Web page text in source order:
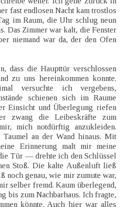
fast endlosen Nacht kam trostlos
im Raum, die Uhr schlug neun
Das Zimmer war kalt, die Fenster
niemand war da, der den Ofen
dass die Haupttür verschlossen
zu uns hereinkommen konnte.
versuchte ich vergebens,
schienen sich im Raume
Einsicht und Überlegung riefen
zwang die Leibeskräfte zum
mich notdürftig anzukleiden.
an der Wand hinaus. Mit
Erinnerung malt mir meine
Tür — drehte ich den Schlüssel
Stoß. Die kalte Außenluft ließ
noch genau, wie mir zumute war,
selber fremd. Kaum überlegend,
bis zum Nachbarhaus. Ich fragte,
könnte. Auch hier war alles